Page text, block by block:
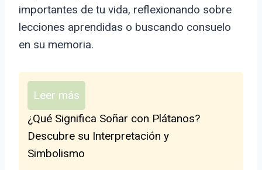
importantes de tu vida, reflexionando sobre
lecciones aprendidas o buscando consuelo
en su memoria.
Leer más
¿Qué Significa Soñar con Plátanos?
Descubre su Interpretación y
Simbolismo